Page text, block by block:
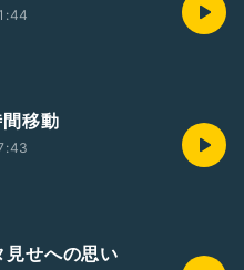
移動
せへの思い